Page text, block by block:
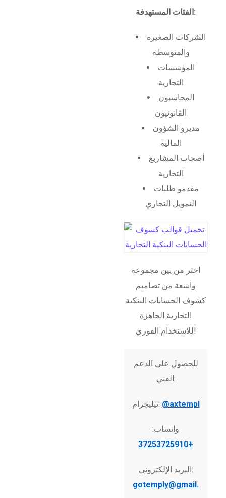
الفئات المستهدفة:
الشركات الصغيرة
والمتوسطة
المؤسسات
التجارية
المحاسبون
القانونيون
مديرو الشؤون
المالية
أصحاب المشاريع
التجارية
مقدمو طلبات
التمويل التجاري
اختر من بين مجموعة
واسعة من تصاميم
كشوف الحسابات البنكية
التجارية الجاهزة
للاستخدام الفوري!
للحصول على الدعم
الفني:
تيليجرام: @axtempl
واتساب:
+37253725910
البريد الإلكتروني:
gotemply@gmail.